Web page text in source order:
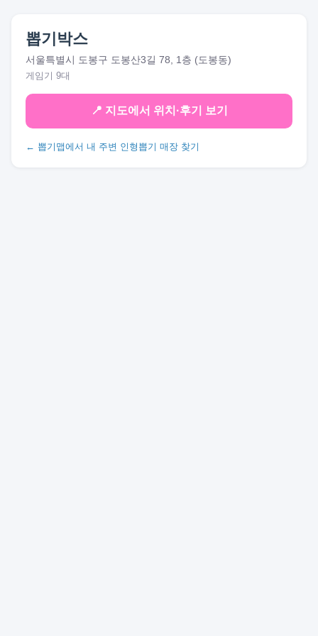
뽑기박스
서울특별시 도봉구 도봉산3길 78, 1층 (도봉동)
게임기 9대
📍 지도에서 위치·후기 보기
← 뽑기맵에서 내 주변 인형뽑기 매장 찾기